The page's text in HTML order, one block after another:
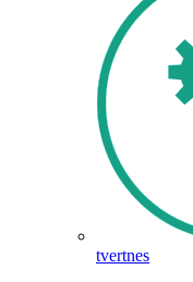
tvertnes